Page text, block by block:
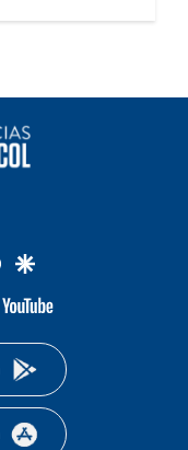
whatsapp
google
youtube-